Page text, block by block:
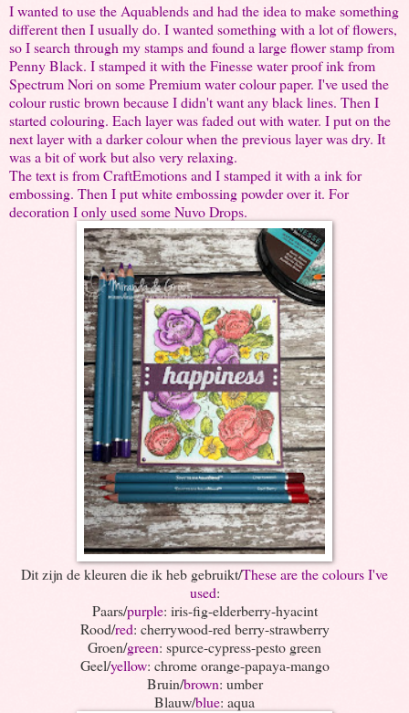
I wanted to use the Aquablends and had the idea to make something
different then I usually do. I wanted something with a lot of flowers,
so I search through my stamps and found a large flower stamp from
Penny Black. I stamped it with the Finesse water proof ink from
Spectrum Nori on some Premium water colour paper. I've used the
colour rustic brown because I didn't want any black lines. Then I
started colouring. Each layer was faded out with water. I put on the
next layer with a darker colour when the previous layer was dry. It
was a bit of work but also very relaxing.
The text is from CraftEmotions and I stamped it with a ink for
embossing. Then I put white embossing powder over it. For
decoration I only used some Nuvo Drops.
Dit zijn de kleuren die ik heb gebruikt/These are the colours I've
used:
Paars/purple: iris-fig-elderberry-hyacint
Rood/red: cherrywood-red berry-strawberry
Groen/green: spurce-cypress-pesto green
Geel/yellow: chrome orange-papaya-mango
Bruin/brown: umber
Blauw/blue: aqua